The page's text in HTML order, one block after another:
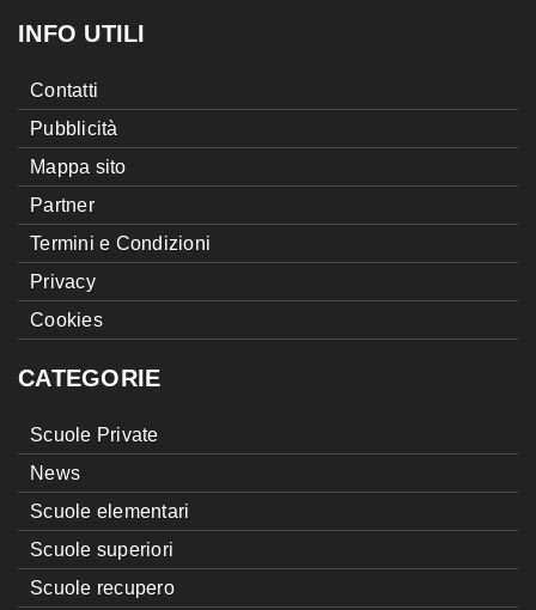
INFO UTILI
Contatti
Pubblicità
Mappa sito
Partner
Termini e Condizioni
Privacy
Cookies
CATEGORIE
Scuole Private
News
Scuole elementari
Scuole superiori
Scuole recupero